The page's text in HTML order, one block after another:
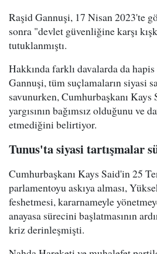
Raşid Gannuşi, 17 Nisan 2023'te
sonra "devlet güvenliğine karşı
tutuklanmıştı.
Hakkında farklı davalarda da
Gannuşi, tüm suçlamaların siyasi
savunurken, Cumhurbaşkanı Kays
yargısının bağımsız olduğunu ve
etmediğini belirtiyor.
Tunus'ta siyasi tartışmalar
Cumhurbaşkanı Kays Said'in 25
parlamentoyu askıya alması,
feshetmesi, kararnameyle
anayasa sürecini başlatmasının
kriz derinleşmişti.